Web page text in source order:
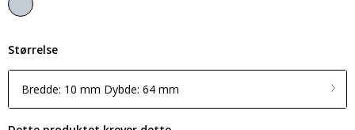
Størrelse
Bredde: 10 mm Dybde: 64 mm